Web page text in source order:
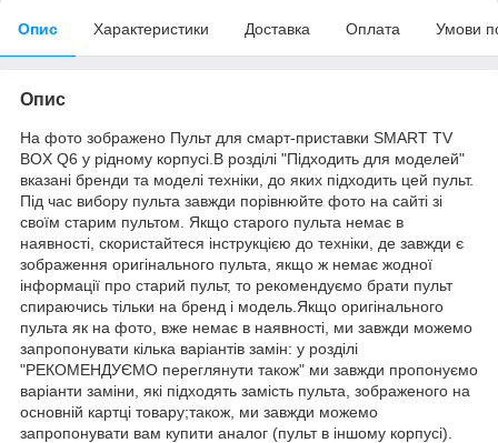
Опис Характеристики Доставка Оплата Умови
Опис
На фото зображено Пульт для смарт-приставки SMART TV
BOX Q6 у рідному корпусі.В розділі "Підходить для моделей"
вказані бренди та моделі техніки, до яких підходить цей пульт.
Під час вибору пульта завжди порівнюйте фото на сайті зі
своїм старим пультом. Якщо старого пульта немає в
наявності, скористайтеся інструкцією до техніки, де завжди є
зображення оригінального пульта, якщо ж немає жодної
інформації про старий пульт, то рекомендуємо брати пульт
спираючись тільки на бренд і модель.Якщо оригінального
пульта як на фото, вже немає в наявності, ми завжди можемо
запропонувати кілька варіантів замін: у розділі
"РЕКОМЕНДУЄМО переглянути також" ми завжди пропонуємо
варіанти заміни, які підходять замість пульта, зображеного на
основній картці товару;також, ми завжди можемо
запропонувати вам купити аналог (пульт в іншому корпусі).